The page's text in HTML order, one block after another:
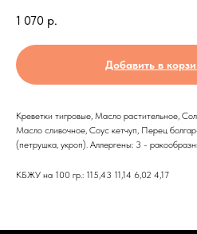
1 070 р.
Добавить в
Креветки тигровые, Масло растительное,
Масло сливочное, Соус кетчуп, Перец
(петрушка, укроп). Аллергены: 3 -
КБЖУ на 100 гр.: 115,43 11,14 6,02 4,17